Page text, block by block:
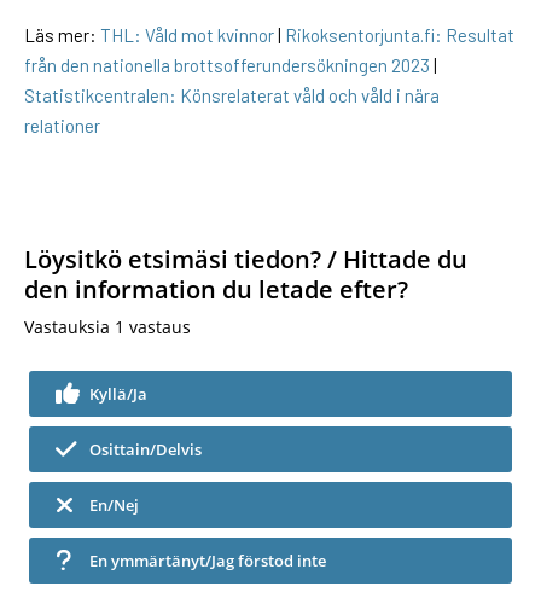
Läs mer: THL: Våld mot kvinnor| Rikoksentorjunta.fi: Resultat
från den nationella brottsofferundersökningen 2023 |
Statistikcentralen: Könsrelaterat våld och våld i nära
relationer
Löysitkö etsimäsi tiedon? / Hittade du
den information du letade efter?
Vastauksia 1 vastaus
Kyllä/Ja
Osittain/Delvis
En/Nej
En ymmärtänyt/Jag förstod inte